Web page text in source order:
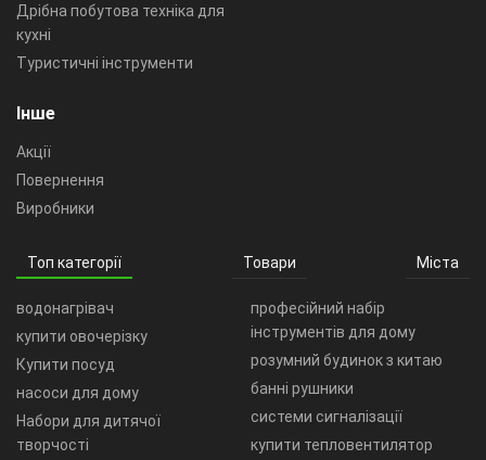
Дрібна побутова техніка для
кухні
Туристичні інструменти
Інше
Акції
Повернення
Виробники
Топ категорії Товари Міста
водонагрівач
купити овочерізку
Купити посуд
насоси для дому
Набори для дитячої
творчості
професійний набір
інструментів для дому
розумний будинок з китаю
банні рушники
системи сигналізації
купити тепловентилятор